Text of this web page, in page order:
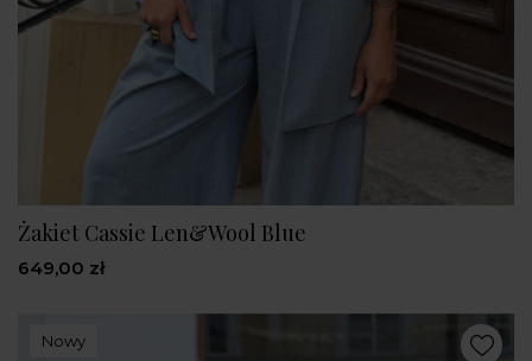
Żakiet Cassie Len&Wool Blue
649,00 zł
Nowy